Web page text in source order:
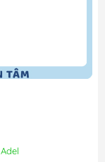
Adel